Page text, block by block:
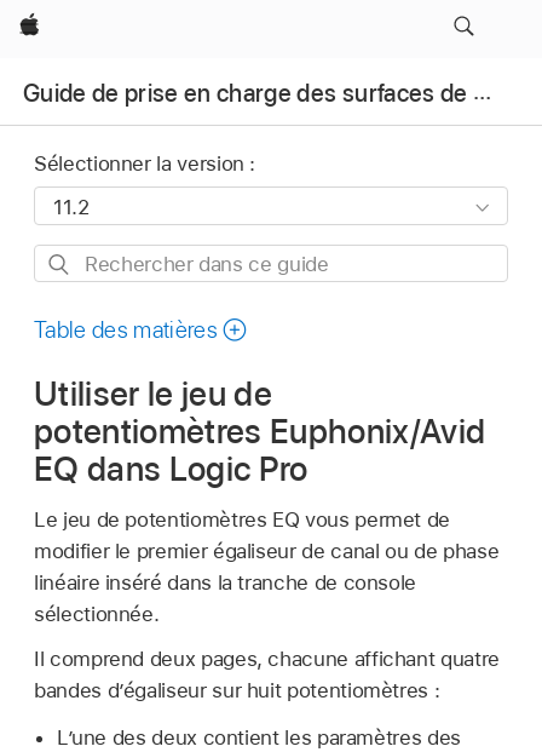
Apple
Guide de prise en charge des surfaces de contrôle pour Logic Pro
Sélectionner la version :
Rechercher
ce
Table des matières
Utiliser le jeu de
potentiomètres Euphonix/Avid
EQ dans Logic Pro
Le jeu de potentiomètres EQ vous permet de
modifier le premier égaliseur de canal ou de phase
linéaire inséré dans la tranche de console
sélectionnée.
Il comprend deux pages, chacune affichant quatre
bandes d’égaliseur sur huit potentiomètres :
L’une des deux contient les paramètres des